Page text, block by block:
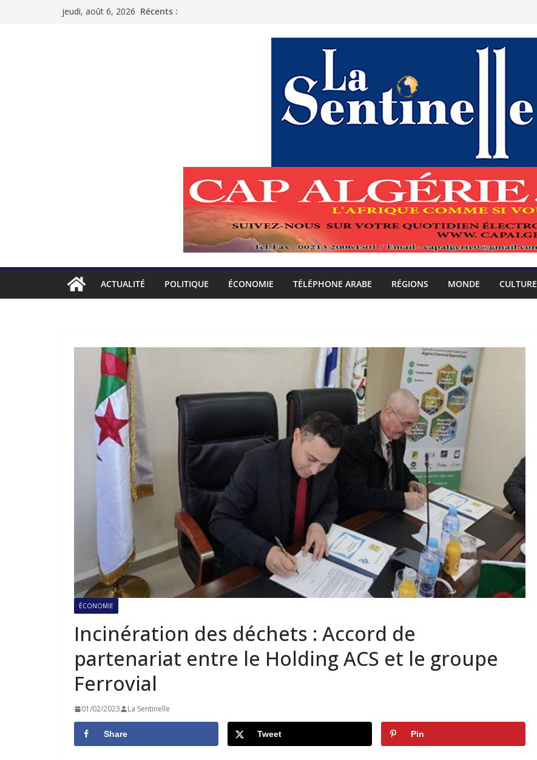
jeudi, août 6, 2026 Récents :
ACTUALITÉ POLITIQUE ÉCONOMIE TÉLÉPHONE ARABE RÉGIONS MONDE CULTURE
ÉCONOMIE
Incinération des déchets : Accord de
partenariat entre le Holding ACS et le groupe
Ferrovial
01/02/2023 La Sentinelle
Share Tweet Pin